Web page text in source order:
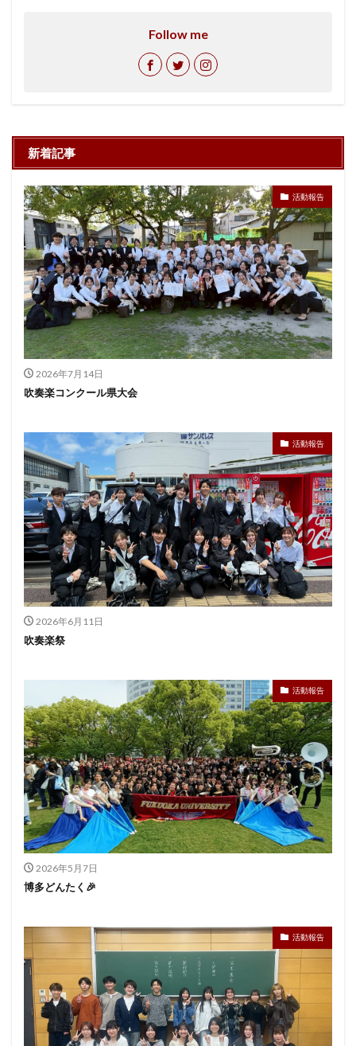
Follow me
新着記事
活動報告
2026年7月14日
吹奏楽コンクール県大会
活動報告
2026年6月11日
吹奏楽祭
活動報告
2026年5月7日
博多どんたく🎉
活動報告